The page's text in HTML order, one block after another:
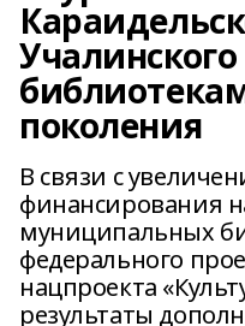
поколения
В связи с
финансирования
муниципальных
федерального
нацпроекта
результаты